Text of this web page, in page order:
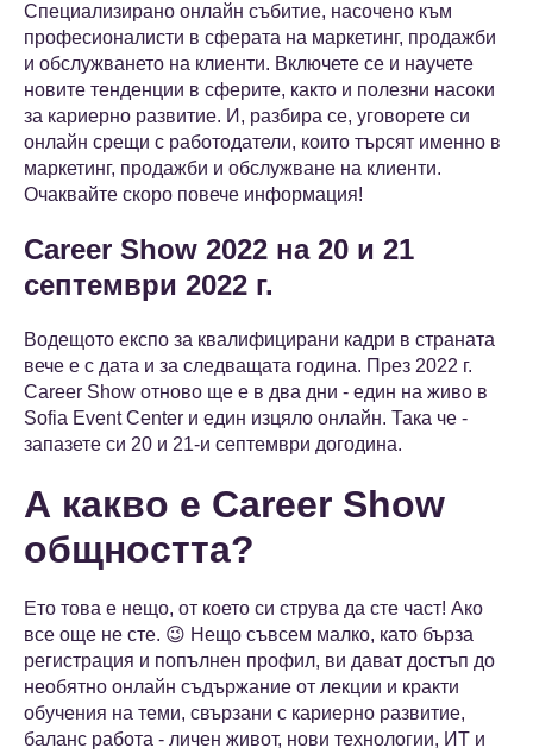
Специализирано онлайн събитие, насочено към
професионалисти в сферата на маркетинг, продажби
и обслужването на клиенти. Включете се и научете
новите тенденции в сферите, както и полезни насоки
за кариерно развитие. И, разбира се, уговорете си
онлайн срещи с работодатели, които търсят именно в
маркетинг, продажби и обслужване на клиенти.
Очаквайте скоро повече информация!
Career Show 2022 на 20 и 21
септември 2022 г.
Водещото експо за квалифицирани кадри в страната
вече е с дата и за следващата година. През 2022 г.
Career Show отново ще е в два дни - един на живо в
Sofia Event Center и един изцяло онлайн. Така че -
запазете си 20 и 21-и септември догодина.
А какво е Career Show
общността?
Ето това е нещо, от което си струва да сте част! Ако
все още не сте. 😉 Нещо съвсем малко, като бърза
регистрация и попълнен профил, ви дават достъп до
необятно онлайн съдържание от лекции и кракти
обучения на теми, свързани с кариерно развитие,
баланс работа - личен живот, нови технологии, ИТ и